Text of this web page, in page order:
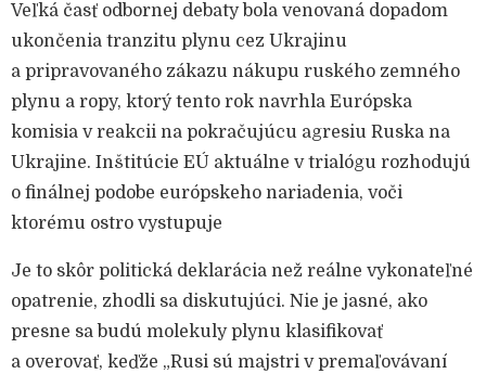
Veľká časť odbornej debaty bola venovaná dopadom
ukončenia tranzitu plynu cez Ukrajinu
a pripravovaného zákazu nákupu ruského zemného
plynu a ropy, ktorý tento rok navrhla Európska
komisia v reakcii na pokračujúcu agresiu Ruska na
Ukrajine. Inštitúcie EÚ aktuálne v trialógu rozhodujú
o finálnej podobe európskeho nariadenia, voči
ktorému ostro vystupuje
Je to skôr politická deklarácia než reálne vykonateľné
opatrenie, zhodli sa diskutujúci. Nie je jasné, ako
presne sa budú molekuly plynu klasifikovať
a overovať, keďže „Rusi sú majstri v premaľovávaní